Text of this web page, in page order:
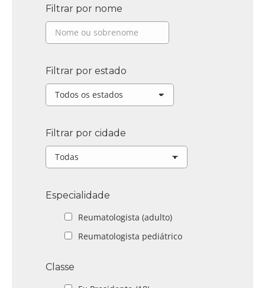
Filtrar por nome
Filtrar por estado
Filtrar por cidade
Especialidade
Reumatologista (adulto)
Reumatologista pediátrico
Classe